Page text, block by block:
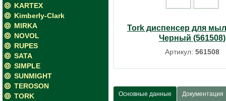
KARTEX
Kimberly-Clark
MIRKA
NOVOL
RUPES
SATA
SIMPLE
SUNMIGHT
TEROSON
TORK
Tork диспенсер для
Черный (561508)
Артикул: 561508
Основные данные Документация